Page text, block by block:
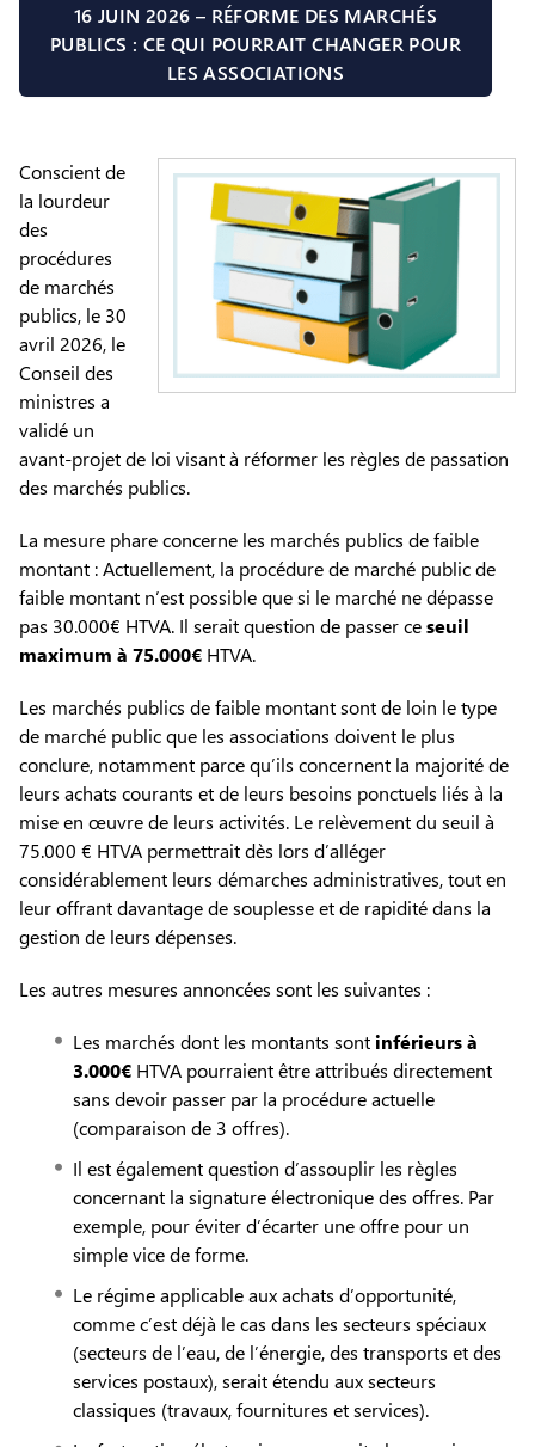
16 JUIN 2026 – RÉFORME DES MARCHÉS
PUBLICS : CE QUI POURRAIT CHANGER POUR
LES ASSOCIATIONS
Conscient de
la lourdeur
des
procédures
de marchés
publics, le 30
avril 2026, le
Conseil des
ministres a
validé un
avant-projet de loi visant à réformer les règles de passation
des marchés publics.
La mesure phare concerne les marchés publics de faible
montant : Actuellement, la procédure de marché public de
faible montant n’est possible que si le marché ne dépasse
pas 30.000€ HTVA. Il serait question de passer ceseuil
maximum à 75.000€ HTVA.
Les marchés publics de faible montant sont de loin le type
de marché public que les associations doivent le plus
conclure, notamment parce qu’ils concernent la majorité de
leurs achats courants et de leurs besoins ponctuels liés à la
mise en œuvre de leurs activités. Le relèvement du seuil à
75.000 € HTVA permettrait dès lors d’alléger
considérablement leurs démarches administratives, tout en
leur offrant davantage de souplesse et de rapidité dans la
gestion de leurs dépenses.
Les autres mesures annoncées sont les suivantes :
Les marchés dont les montants sont inférieurs à
3.000€ HTVA pourraient être attribués directement
sans devoir passer par la procédure actuelle
(comparaison de 3 offres).
Il est également question d’assouplir les règles
concernant la signature électronique des offres. Par
exemple, pour éviter d’écarter une offre pour un
simple vice de forme.
Le régime applicable aux achats d’opportunité,
comme c’est déjà le cas dans les secteurs spéciaux
(secteurs de l’eau, de l’énergie, des transports et des
services postaux), serait étendu aux secteurs
classiques (travaux, fournitures et services).